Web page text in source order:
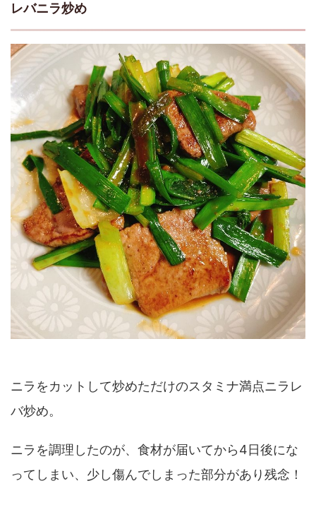
レバニラ炒め
ニラをカットして炒めただけのスタミナ満点ニラレ
バ炒め。
ニラを調理したのが、食材が届いてから4日後にな
ってしまい、少し傷んでしまった部分があり残念！